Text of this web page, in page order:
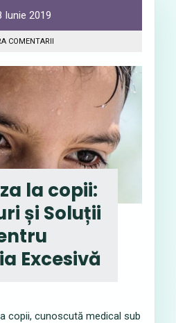
Iunie 2019
COMENTARII
la copii:
și Soluții
Excesivă
copii, cunoscută medical sub